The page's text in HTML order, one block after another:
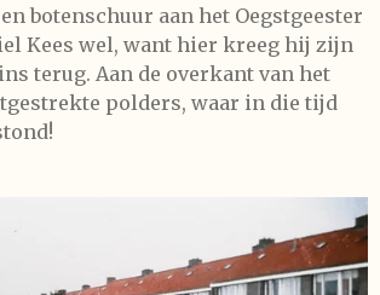
botenschuur aan het Oegstgeester
Kees wel, want hier kreeg hij zijn
terug. Aan de overkant van het
polders, waar in die tijd